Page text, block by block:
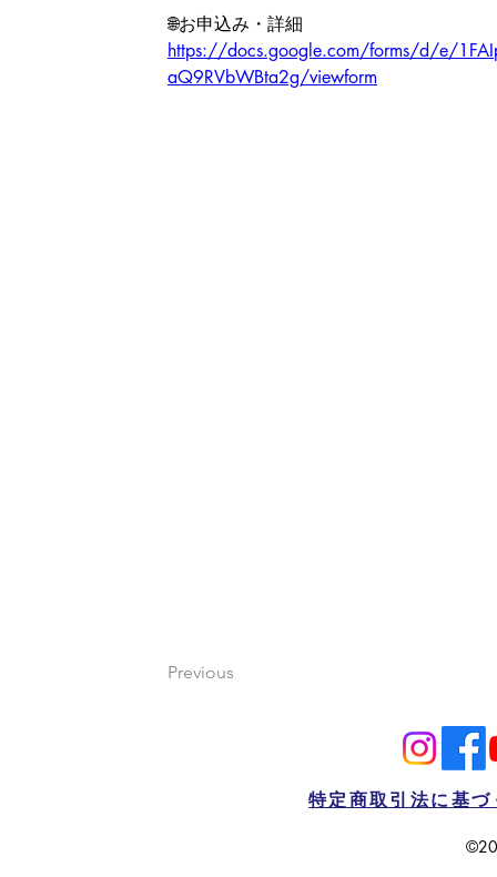
🌐お申込み・詳細
https://docs.google.com/forms/d/e/
aQ9RVbWBta2g/viewform
Previous
特定商取引法に基